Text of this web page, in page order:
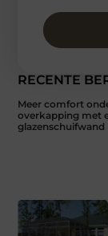
RECENTE
Meer comfort
overkapping met
glazenschuifwand